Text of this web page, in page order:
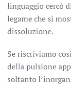
linguaggio cercò
legame che si
dissoluzione.
Se riscriviamo
della pulsione
soltanto